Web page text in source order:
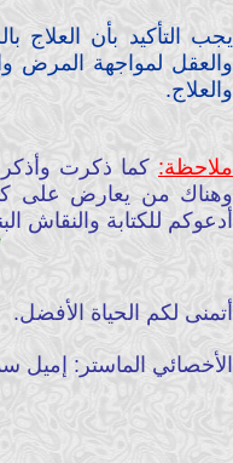
يجب التأكيد بأن العلاج
والعقل لمواجهة المرض
والعلاج.
ملاحظة: كما ذكرت
وهناك من يعارض على
أدعوكم للكتابة والنقاش
أتمنى لكم الحياة الأفضل.
الأخصائي الماستر: إميل